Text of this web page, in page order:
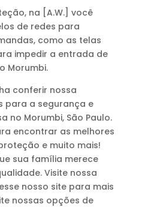
na [A.W.] você
de redes para
como as telas
impedir a entrada de
Morumbi.
conferir nossa
para a segurança e
no Morumbi, São Paulo.
encontrar as melhores
e muito mais!
sua família merece
Visite nossa
nosso site para mais
nossas opções de